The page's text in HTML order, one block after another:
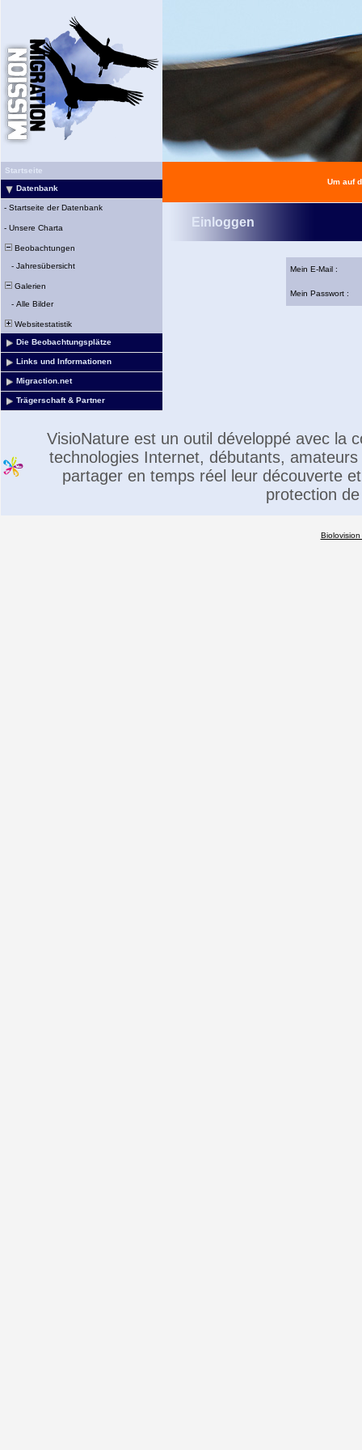
Startseite
Datenbank
- Startseite der Datenbank
- Unsere Charta
Beobachtungen
- Jahresübersicht
Galerien
- Alle Bilder
Websitestatistik
Die Beobachtungsplätze
Links und Informationen
Migraction.net
Trägerschaft & Partner
Um auf
Einloggen
Mein E-Mail :
Mein Passwort :
VisioNature est un outil développé avec la
technologies Internet, débutants,
partager en temps réel leur découverte
protection
Biolovision